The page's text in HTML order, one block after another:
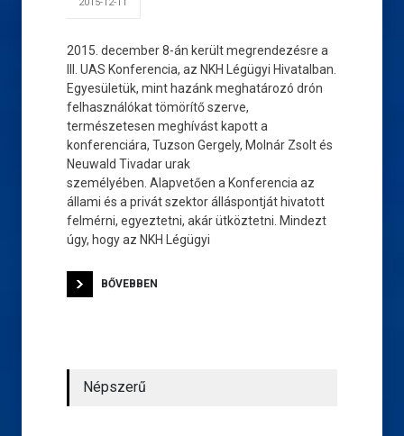
2015. december 8-án került megrendezésre a
III. UAS Konferencia, az NKH Légügyi Hivatalban.
Egyesületük, mint hazánk meghatározó drón
felhasználókat tömörítő szerve,
természetesen meghívást kapott a
konferenciára, Tuzson Gergely, Molnár Zsolt és
Neuwald Tivadar urak
személyében. Alapvetően a Konferencia az
állami és a privát szektor álláspontját hivatott
felmérni, egyeztetni, akár ütköztetni. Mindezt
úgy, hogy az NKH Légügyi
BŐVEBBEN
Népszerű